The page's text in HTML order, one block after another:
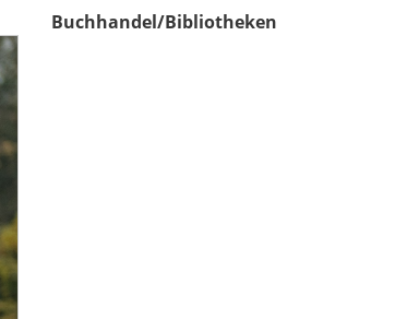
Buchhandel/Bibliotheken